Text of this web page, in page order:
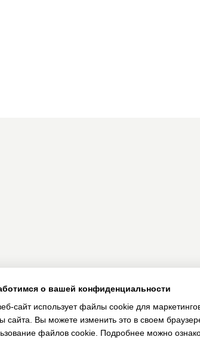
о вашей конфиденциальности
сайт использует файлы cookie для
сайта. Вы можете изменить это в своем
файлов cookie. Подробнее можно